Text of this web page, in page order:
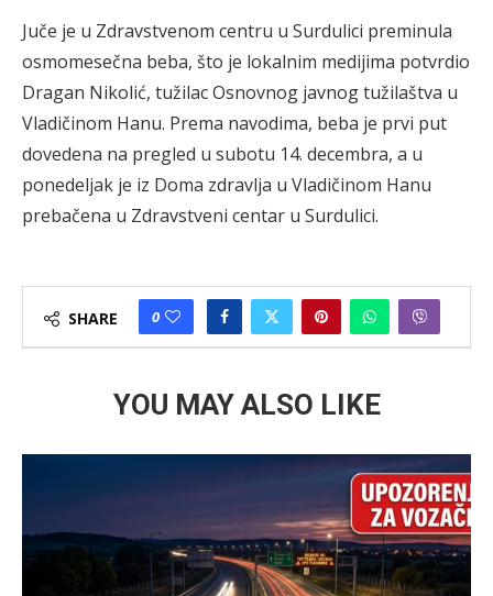
Јuče je u Zdravstvenom centru u Surdulici preminula
osmomesečna beba, što je lokalnim medijima potvrdio
Dragan Nikolić, tužilac Osnovnog javnog tužilaštva u
Vladičinom Hanu. Prema navodima, beba je prvi put
dovedena na pregled u subotu 14. decembra, a u
ponedeljak je iz Doma zdravlja u Vladičinom Hanu
prebačena u Zdravstveni centar u Surdulici.
SHARE 0
YOU MAY ALSO LIKE